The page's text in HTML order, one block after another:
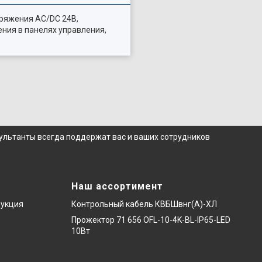
AC/DC 24В,
в панелях управления,
всегда поддержат вас и ваших сотрудников
Наш ассортимент
Контрольный кабель КВБШвнг(А)-ХЛ
Прожектор 71 656 OFL-10-4K-BL-IP65-LED
10Вт